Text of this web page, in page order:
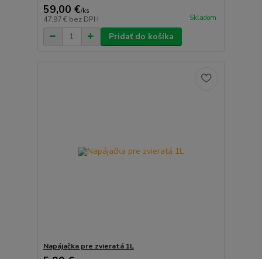
59,00 €/ks
47,97 € bez DPH Skladom
Pridať do košíka
Napájačka pre zvieratá 1L